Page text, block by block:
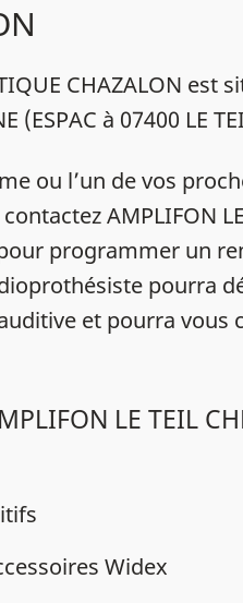
CHAZALON est
(ESPAC à 07400 LE
ou l’un de vos
AMPLIFON
programmer un
pourra
et pourra vous
LE TEIL
Widex